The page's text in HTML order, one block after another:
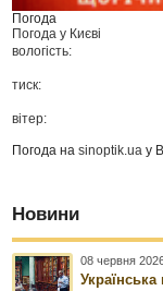
Погода
Погода у Києві
вологість:
тиск:
вітер:
Погода наsinoptik.ua у
Новини
08 червня